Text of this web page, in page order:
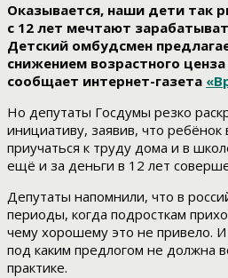
Оказывается, наши дети так
с 12 лет мечтают
Детский омбудсмен
снижением возрастного
сообщает интернет-газета
Но депутаты Госдумы резко
инициативу, заявив, что
приучаться к труду дома и в
ещё и за деньги в 12 лет
Депутаты напомнили, что в
периоды, когда подросткам
чему хорошему это не привело.
под каким предлогом не должна
практике.